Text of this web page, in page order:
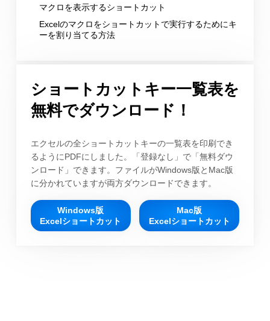
マクロを表示するショートカット
Excelのマクロをショートカットで実行するためにキ
ーを割り当てる方法
ショートカットキー一覧表を
無料でダウンロード！
エクセルの全ショートカットキーの一覧表を印刷でき
るようにPDFにしました。「登録なし」で「無料ダウ
ンロード」できます。ファイルがWindows版とMac版
に分かれていますが両方ダウンロードできます。
Windows版
Excelショートカット
Mac版
Excelショートカット